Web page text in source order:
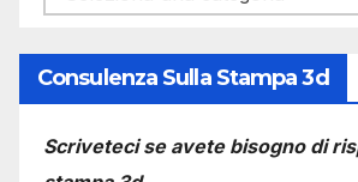
Consulenza Sulla Stampa 3d
Scriveteci se avete bisogno di